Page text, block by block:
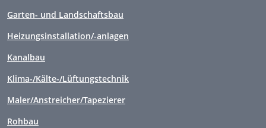
Garten- und Landschaftsbau
Heizungsinstallation/-anlagen
Kanalbau
Klima-/Kälte-/Lüftungstechnik
Maler/Anstreicher/Tapezierer
Rohbau